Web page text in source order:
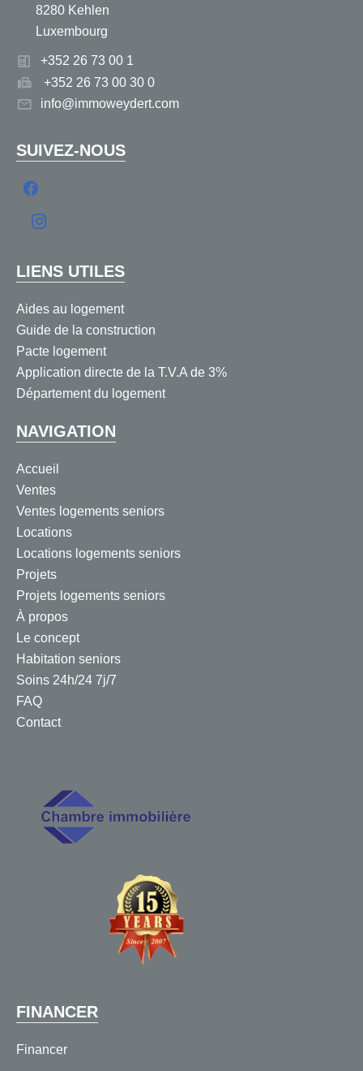
8280 Kehlen
Luxembourg
+352 26 73 00 1
+352 26 73 00 30 0
info@immoweydert.com
SUIVEZ-NOUS
LIENS UTILES
Aides au logement
Guide de la construction
Pacte logement
Application directe de la T.V.A de 3%
Département du logement
NAVIGATION
Accueil
Ventes
Ventes logements seniors
Locations
Locations logements seniors
Projets
Projets logements seniors
À propos
Le concept
Habitation seniors
Soins 24h/24 7j/7
FAQ
Contact
FINANCER
Financer